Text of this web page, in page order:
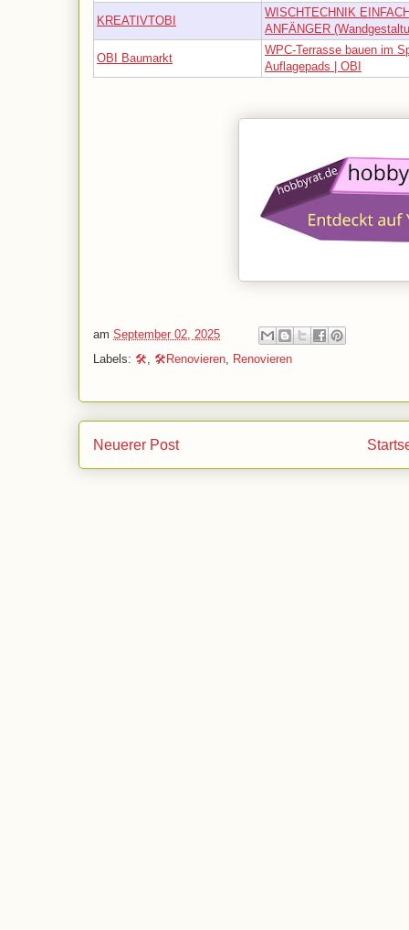
KREATIVTOBI
WISCHTECHNIK
ANFÄNGER
OBI Baumarkt
WPC-Terrasse bauen im
Auflagepads | OBI
am September 02, 2025
Labels: 🛠️ 🛠️Renovieren Renovieren
Neuerer Post